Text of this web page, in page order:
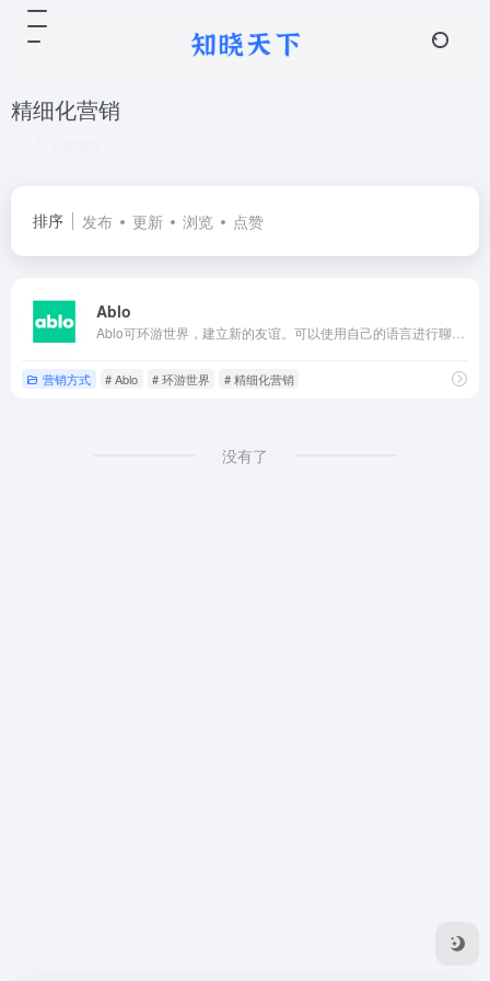
精细化营销
排序 发布 更新 浏览 点赞
Ablo
营销方式 # Ablo # 环游世界 # 精细化营销
没有了